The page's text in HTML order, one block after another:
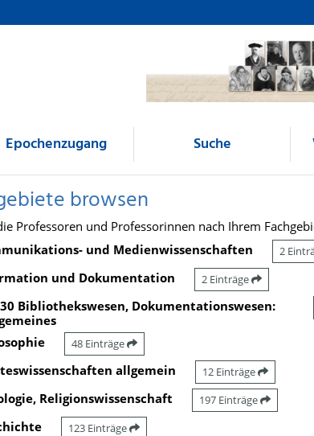
Epochenzugang Suche
browsen
Professoren und Professorinnen nach Ihrem
und Medienwissenschaften
2
und Dokumentation 2 Einträge
Bibliothekswesen, Dokumentationswesen:
48 Einträge
allgemein 12 Einträge
Religionswissenschaft 197 Einträge
123 Einträge